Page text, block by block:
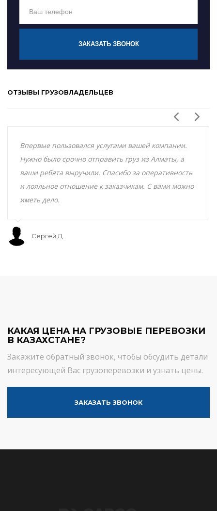
ЗАКАЗАТЬ ЗВОНОК
ОТЗЫВЫ ГРУЗОВЛАДЕЛЬЦЕВ
Впервые пользовался услугами вашей компании.
Нужно было срочно отправить груз из Алматы, а
ваши ребята выручили. Спасибо за оперативность
и лояльное отношение к заказчикам. С вами можно
иметь дело.
Сергей Д.
КАКАЯ ЦЕНА НА ГРУЗОВЫЕ ПЕРЕВОЗКИ
В КАЗАХСТАНЕ?
Закажите обратный звонок, чтобы обсудить детали
интересующей Вас грузоперевозки и узнать цены.
ЗАКАЗАТЬ ЗВОНОК